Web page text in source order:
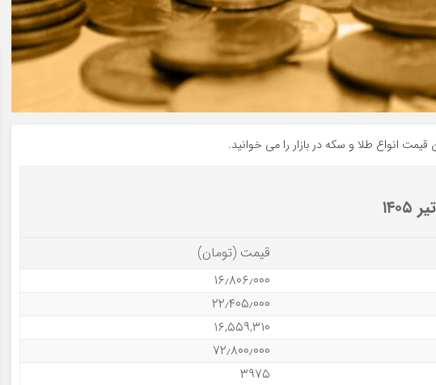
قیمت انواع طلا و سکه در بازار را می خوانید.
قیمت (تومان)
۱۶٫۸۰۶٫۰۰۰
۲۲٫۴۰۵٫۰۰۰
۱۶,۵۵۹,۳۱۰
۷۲٫۸۰۰٫۰۰۰
۳۹۷۵